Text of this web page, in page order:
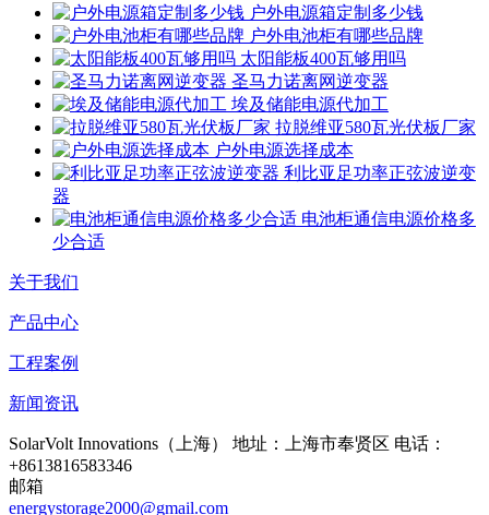
户外电源箱定制多少钱
户外电池柜有哪些品牌
太阳能板400瓦够用吗
圣马力诺离网逆变器
埃及储能电源代加工
拉脱维亚580瓦光伏板厂家
户外电源选择成本
利比亚足功率正弦波逆变
器
电池柜通信电源价格多
少合适
关于我们
产品中心
工程案例
新闻资讯
SolarVolt Innovations（上海） 地址：上海市奉贤区 电话：
+8613816583346
邮箱
energystorage2000@gmail.com